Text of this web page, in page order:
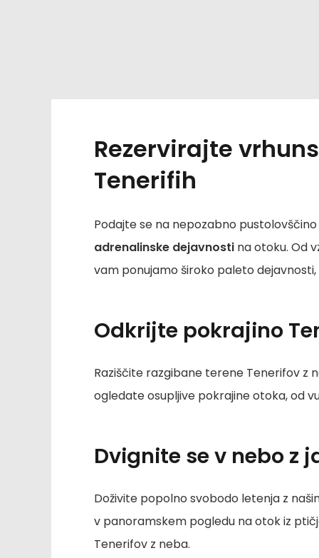
Rezervirajte
Tenerifih
Podajte se na nepozabno
adrenalinske dejavnosti na otoku. Od
vam ponujamo široko paleto
Odkrijte pokrajino
Raziščite razgibane terene Tenerifov z
ogledate osupljive pokrajine otoka, od
Dvignite se v nebo
Doživite popolno svobodo letenja z
v panoramskem pogledu na otok iz
Tenerifov z neba.